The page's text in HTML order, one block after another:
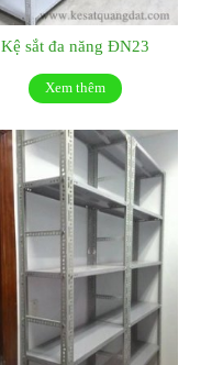
Kệ sắt đa năng ĐN23
Xem thêm